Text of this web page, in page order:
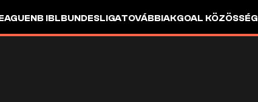
NB IBLBUNDESLIGATOVÁBBIAKGOAL KÖZÖSSÉG